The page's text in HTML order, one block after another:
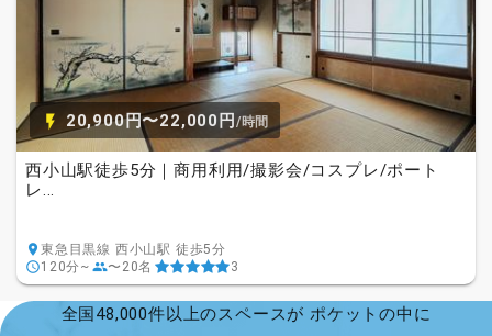
20,900円〜22,000円 /時間
西小山駅徒歩5分｜商用利用/撮影会/コスプレ/ポート
レ...
東急目黒線 西小山駅 徒歩5分
120分~
〜20名 3
全国48,000件以上のスペースが ポケットの中に